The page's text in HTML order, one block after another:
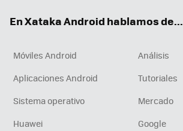
En Xataka Android hablamos de...
Móviles Android
Análisis
Aplicaciones Android
Tutoriales
Sistema operativo
Mercado
Huawei
Google